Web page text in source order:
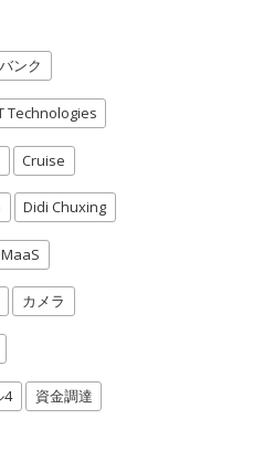
ンク
Technologies
Cruise
Didi Chuxing
MaaS
カメラ
4 資金調達